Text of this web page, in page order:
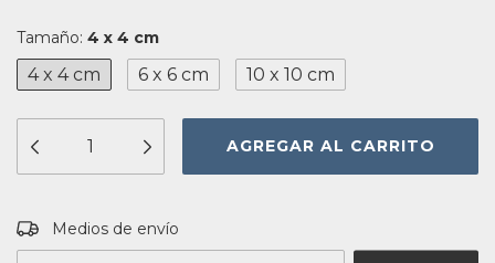
Tamaño: 4 x 4 cm
4 x 4 cm 6 x 6 cm 10 x 10 cm
Entregas para el CP:
Medios de envío